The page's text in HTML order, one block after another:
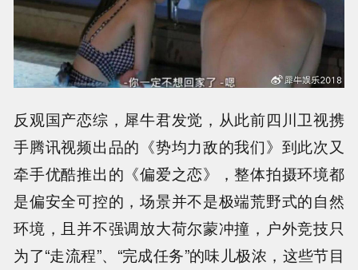
反观国产恋综，犀牛君发觉，从此前四川卫视携
手腾讯视频出品的《势均力敌的我们》到此次又
牵手优酷推出的《偏爱之恋》，整体拍摄环境都
是偏安全可控的，场景并不是极端荒野式的自然
环境，且并不强调放大荷尔蒙冲撞，户外竞技只
为了“走流程”、“完成任务”的味儿极浓，这些节目